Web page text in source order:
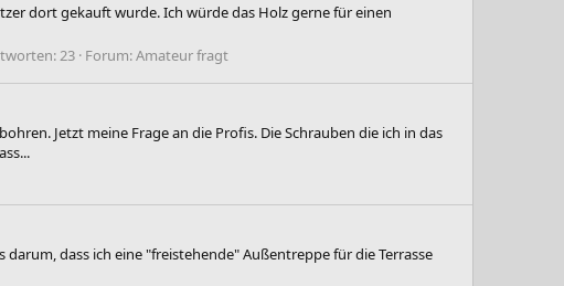
dort gekauft wurde. Ich würde das Holz gerne für einen
23 Forum:Amateur fragt
Jetzt meine Frage an die Profis. Die Schrauben die ich in das
dass ich eine "freistehende" Außentreppe für die Terrasse